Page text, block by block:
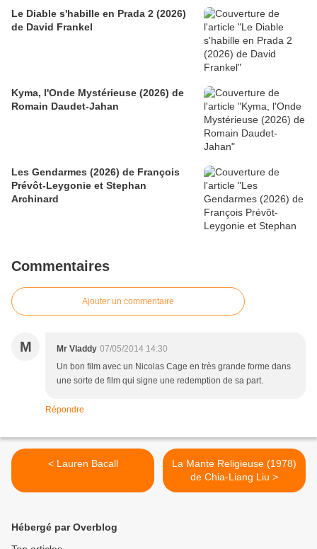
Le Diable s'habille en Prada 2 (2026)
de David Frankel
Kyma, l'Onde Mystérieuse (2026) de
Romain Daudet-Jahan
Les Gendarmes (2026) de François
Prévôt-Leygonie et Stephan
Archinard
Commentaires
Ajouter un commentaire
M Mr Vladdy 07/05/2014 14:30
Un bon film avec un Nicolas Cage en très grande forme dans
une sorte de film qui signe une redemption de sa part.
Répondre
< Lauren Bacall
La Mante Religieuse (1978)
de Chia-Liang Liu >
Hébergé par Overblog